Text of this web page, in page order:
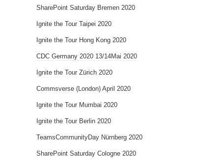
SharePoint Saturday Bremen 2020
Ignite the Tour Taipei 2020
Ignite the Tour Hong Kong 2020
CDC Germany 2020 13/14Mai 2020
Ignite the Tour Zürich 2020
Commsverse (London) April 2020
Ignite the Tour Mumbai 2020
Ignite the Tour Berlin 2020
TeamsCommunityDay Nürnberg 2020
SharePoint Saturday Cologne 2020